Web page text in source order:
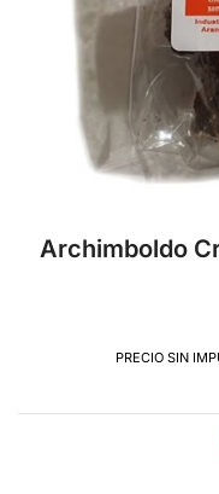
Archimboldo
PRECIO SIN